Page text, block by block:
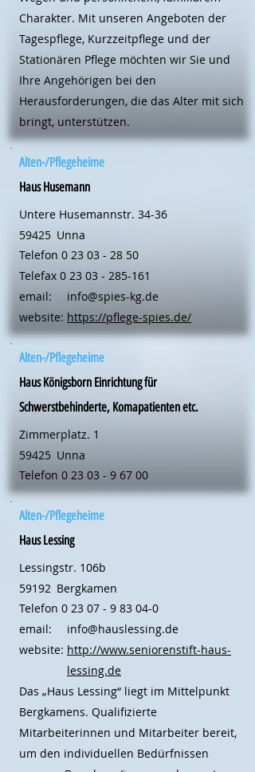
Charakter. Mit unseren Angeboten der
Tagespflege, Kurzzeitpflege und der
Stationären Pflege möchten wir Sie und
Ihre Angehörigen bei den
Herausforderungen, die das Alter mit sich
bringt, unterstützen.
Alten-/Pflegeheime
Haus Husemann
Untere Husemannstr. 34-36
59425 Unna
Telefon 0 23 03 - 28 50
Telefax 0 23 03 - 285-161
email:
website:
info@spies-kg.de
https://pflege-spies.de/
Alten-/Pflegeheime
Haus Königsborn Einrichtung für
Schwerstbehinderte, Komapatienten etc.
Zimmerplatz. 1
59425 Unna
Telefon 0 23 03 - 9 67 00
Alten-/Pflegeheime
Haus Lessing
Lessingstr. 106b
59192 Bergkamen
Telefon 0 23 07 - 9 83 04-0
email:
website:
info@hauslessing.de
http://www.seniorenstift-haus-
lessing.de
Das „Haus Lessing“ liegt im Mittelpunkt
Bergkamens. Qualifizierte
Mitarbeiterinnen und Mitarbeiter bereit,
um den individuellen Bedürfnissen